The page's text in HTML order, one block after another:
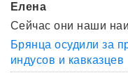
Елена
Сейчас они наши
Брянца осудили за
индусов и кавказцев